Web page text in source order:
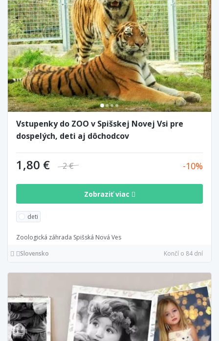
Vstupenky do ZOO v Spišskej Novej Vsi pre
dospelých, deti aj dôchodcov
1,80 € 2 € 10
Zobraziť viac
deti
Zoologická záhrada Spišská Nová Ves
Slovensko
Končí o 84 dní